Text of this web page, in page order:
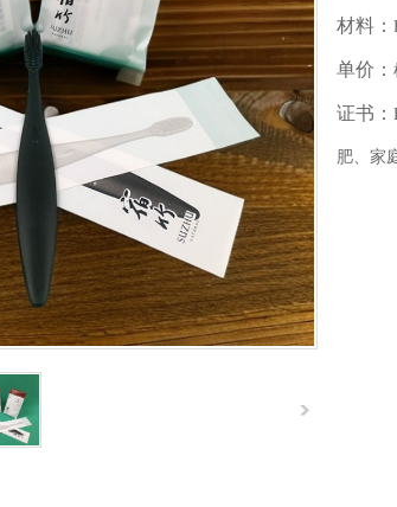
材料：
单价：
证书：
肥、家